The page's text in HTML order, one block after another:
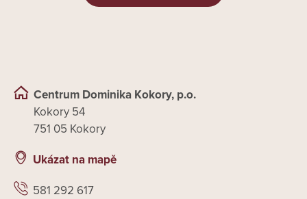
Centrum Dominika Kokory, p.o.
Kokory 54
751 05 Kokory
Ukázat na mapě
581 292 617